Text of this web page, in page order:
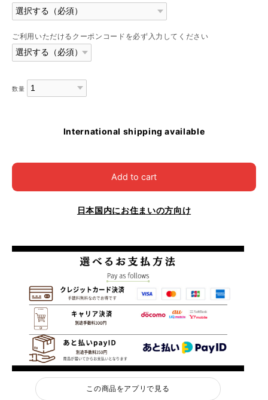
ご利用いただけるクーポンコードを必ず入力してください
数量
International shipping available
Add to cart
日本国内にお住まいの方向け
この商品をアプリで見る